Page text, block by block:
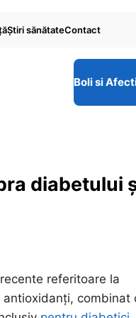
Ştiri sănătateContact
Boli si
diabetului
referitoare la
combinat